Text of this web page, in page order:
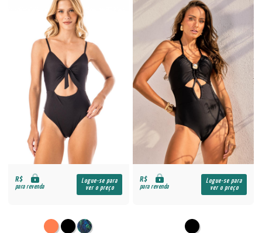
R$
para revenda
Logue-se para
ver o preço
R$
para revenda
Logue-se para
ver o preço